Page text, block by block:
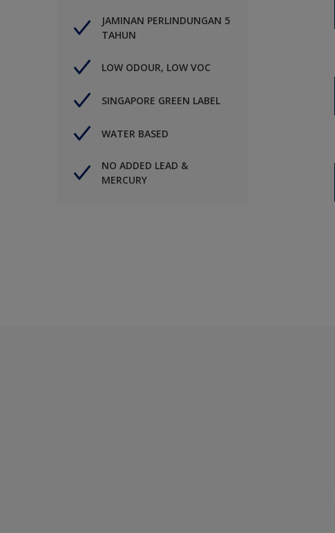
JAMINAN PERLINDUNGAN 5
TAHUN
LOW ODOUR, LOW VOC
SINGAPORE GREEN LABEL
WATER BASED
NO ADDED LEAD &
MERCURY